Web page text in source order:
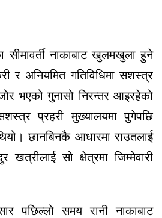
सीमावर्ती नाकाबाट खुलमखुला हुने
र अनियमित गतिविधिमा सशस्त्र
भएको गुनासो निरन्तर आइरहेको
प्रहरी मुख्यालयमा पुगेपछि
छानबिनकै आधारमा राउतलाई
खत्रीलाई सो क्षेत्रमा जिम्मेवारी
पछिल्लो समय रानी नाकाबाट